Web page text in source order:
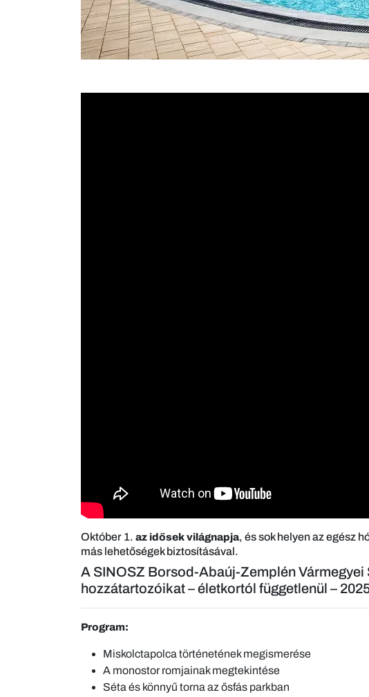
Október 1. az idősek világnapja, és sok helyen az egész
más lehetőségek biztosításával.
A SINOSZ Borsod-Abaúj-Zemplén
hozzátartozóikat – életkortól függetlenül –
Program:
Miskolctapolca történetének megismerése
A monostor romjainak megtekintése
Séta és könnyű torna az ősfás parkban